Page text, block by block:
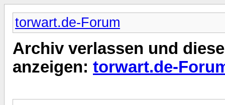
torwart.de-Forum
Archiv verlassen und
anzeigen: torwart.de-